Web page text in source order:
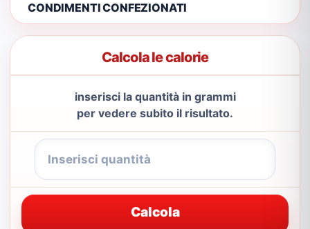
CONDIMENTI CONFEZIONATI
Calcola le calorie
inserisci la quantità in grammi
per vedere subito il risultato.
Calcola